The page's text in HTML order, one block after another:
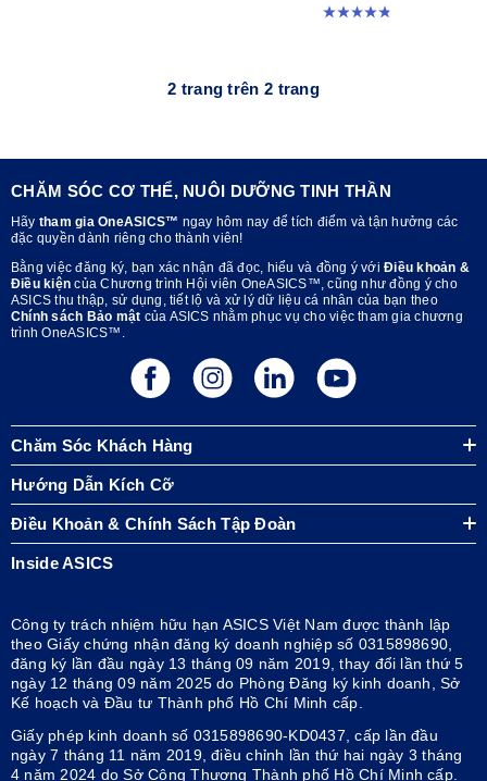
4.8 trong số 5 sao. 388 đánh giá
2 trang trên 2 trang
CHĂM SÓC CƠ THỂ, NUÔI DƯỠNG TINH THẦN
Hãy tham gia OneASICS™ ngay hôm nay để tích điểm và tận hưởng các
đặc quyền dành riêng cho thành viên!
Bằng việc đăng ký, bạn xác nhận đã đọc, hiểu và đồng ý với Điều khoản &
Điều kiện của Chương trình Hội viên OneASICS™, cũng như đồng ý cho
ASICS thu thập, sử dụng, tiết lộ và xử lý dữ liệu cá nhân của bạn theo
Chính sách Bảo mật của ASICS nhằm phục vụ cho việc tham gia chương
trình OneASICS™.
Chăm Sóc Khách Hàng
Hướng Dẫn Kích Cỡ
Điều Khoản & Chính Sách Tập Đoàn
Inside ASICS
Công ty trách nhiệm hữu hạn ASICS Việt Nam được thành lập
theo Giấy chứng nhận đăng ký doanh nghiệp số 0315898690,
đăng ký lần đầu ngày 13 tháng 09 năm 2019, thay đổi lần thứ 5
ngày 12 tháng 09 năm 2025 do Phòng Đăng ký kinh doanh, Sở
Kế hoạch và Đầu tư Thành phố Hồ Chí Minh cấp.
Giấy phép kinh doanh số 0315898690-KD0437, cấp lần đầu
ngày 7 tháng 11 năm 2019, điều chỉnh lần thứ hai ngày 3 tháng
4 năm 2024 do Sở Công Thương Thành phố Hồ Chí Minh cấp.